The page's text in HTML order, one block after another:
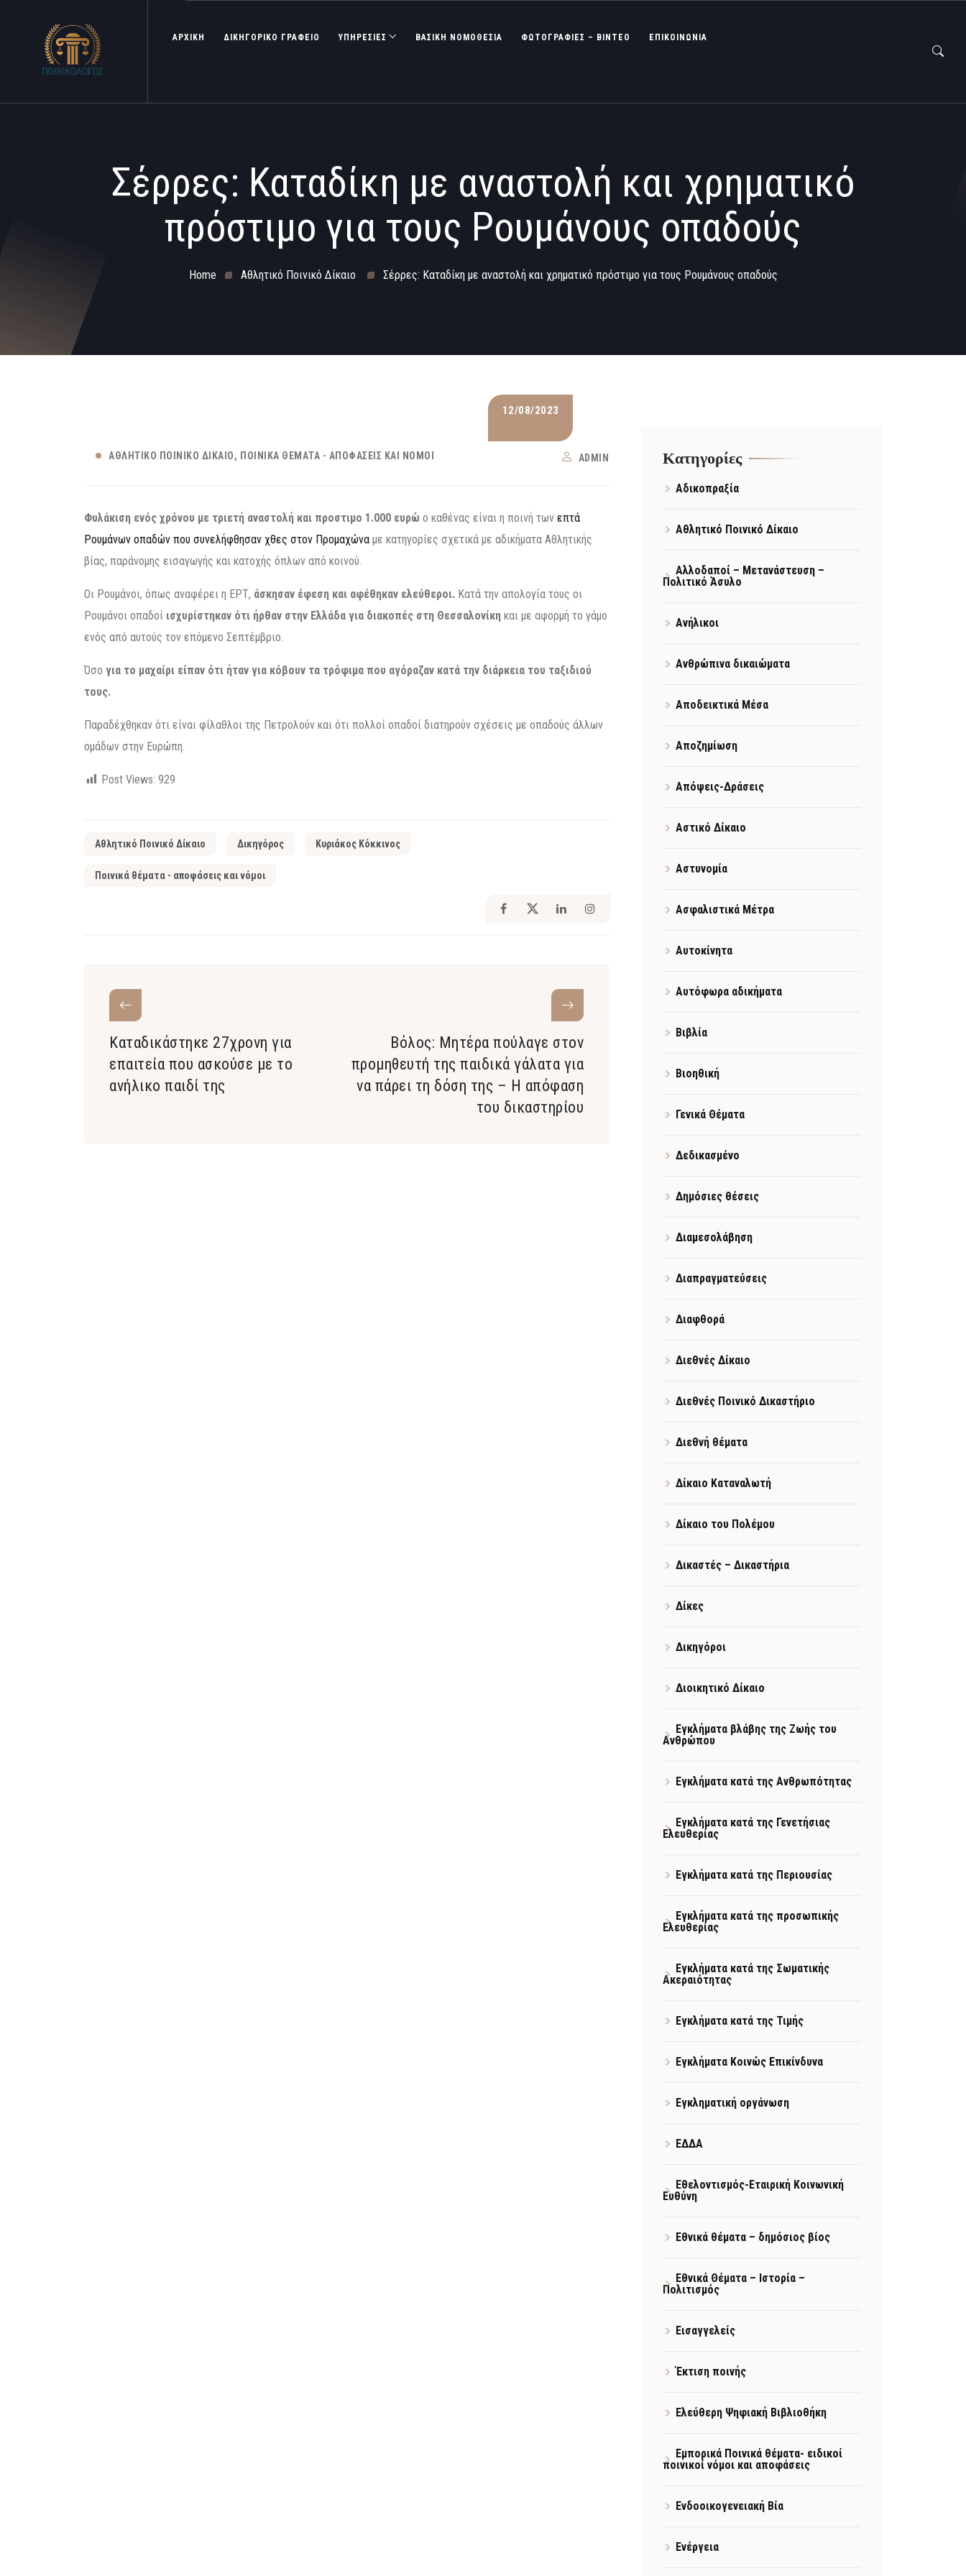
ΑΡΧΙΚΗ ΔΙΚΗΓΟΡΙΚΟ ΓΡΑΦΕΙΟ ΥΠΗΡΕΣΙΕΣ ΒΑΣΙΚΉ ΝΟΜΟΘΕΣΊΑ ΦΩΤΟΓΡΑΦΊΕΣ – ΒΊΝΤΕΟ ΕΠΙΚΟΙΝΩΝΙΑ
Σέρρες: Καταδίκη με αναστολή και χρηματικό
πρόστιμο για τους Ρουμάνους οπαδούς
Home Αθλητικό Ποινικό Δίκαιο Σέρρες: Καταδίκη με αναστολή και χρηματικό πρόστιμο για τους Ρουμάνους οπαδούς
12/08/2023
ΑΘΛΗΤΙΚΌ ΠΟΙΝΙΚΌ ΔΊΚΑΙΟ ΠΟΙΝΙΚΆ ΘΈΜΑΤΑ - ΑΠΟΦΆΣΕΙΣ ΚΑΙ ΝΌΜΟΙ ADMIN
Φυλάκιση ενός χρόνου με τριετή αναστολή και προστιμο 1.000 ευρώ ο καθένας είναι η ποινή των επτά
Ρουμάνων οπαδών που συνελήφθησαν χθες στον Προμαχώνα με κατηγορίες σχετικά με αδικήματα Αθλητικής
βίας, παράνομης εισαγωγής και κατοχής όπλων από κοινού.
Οι Ρουμάνοι, όπως αναφέρει η ΕΡΤ, άσκησαν έφεση και αφέθηκαν ελεύθεροι. Κατά την απολογία τους οι
Ρουμάνοι οπαδοί ισχυρίστηκαν ότι ήρθαν στην Ελλάδα για διακοπές στη Θεσσαλονίκη και με αφορμή το γάμο
ενός από αυτούς τον επόμενο Σεπτέμβριο.
Όσο για το μαχαίρι είπαν ότι ήταν για κόβουν τα τρόφιμα που αγόραζαν κατά την διάρκεια του ταξιδιού
τους.
Παραδέχθηκαν ότι είναι φίλαθλοι της Πετρολούν και ότι πολλοί οπαδοί διατηρούν σχέσεις με οπαδούς άλλων
ομάδων στην Ευρώπη.
Post Views: 929
Αθλητικό Ποινικό Δίκαιο Δικηγόρος Κυριάκος Κόκκινος
Ποινικά θέματα - αποφάσεις και νόμοι
Καταδικάστηκε 27χρονη για
επαιτεία που ασκούσε με το
ανήλικο παιδί της
Βόλος: Μητέρα πούλαγε στον
προμηθευτή της παιδικά γάλατα για
να πάρει τη δόση της – Η απόφαση
του δικαστηρίου
Kατηγορίες
Αδικοπραξία
Αθλητικό Ποινικό Δίκαιο
Αλλοδαποί – Μετανάστευση –
Πολιτικό Άσυλο
Ανήλικοι
Ανθρώπινα δικαιώματα
Αποδεικτικά Μέσα
Αποζημίωση
Απόψεις-Δράσεις
Αστικό Δίκαιο
Αστυνομία
Ασφαλιστικά Μέτρα
Αυτοκίνητα
Αυτόφωρα αδικήματα
Βιβλία
Βιοηθική
Γενικά Θέματα
Δεδικασμένο
Δημόσιες θέσεις
Διαμεσολάβηση
Διαπραγματεύσεις
Διαφθορά
Διεθνές Δίκαιο
Διεθνές Ποινικό Δικαστήριο
Διεθνή θέματα
Δίκαιο Καταναλωτή
Δίκαιο του Πολέμου
Δικαστές – Δικαστήρια
Δίκες
Δικηγόροι
Διοικητικό Δίκαιο
Εγκλήματα βλάβης της Ζωής του
Ανθρώπου
Εγκλήματα κατά της Ανθρωπότητας
Εγκλήματα κατά της Γενετήσιας
Ελευθερίας
Εγκλήματα κατά της Περιουσίας
Εγκλήματα κατά της προσωπικής
Ελευθερίας
Εγκλήματα κατά της Σωματικής
Ακεραιότητας
Εγκλήματα κατά της Τιμής
Εγκλήματα Κοινώς Επικίνδυνα
Εγκληματική οργάνωση
ΕΔΔΑ
Εθελοντισμός-Εταιρική Κοινωνική
Ευθύνη
Εθνικά θέματα – δημόσιος βίος
Εθνικά Θέματα – Ιστορία –
Πολιτισμός
Εισαγγελείς
Έκτιση ποινής
Ελεύθερη Ψηφιακή Βιβλιοθήκη
Εμπορικά Ποινικά θέματα- ειδικοί
ποινικοί νόμοι και αποφάσεις
Ενδοοικογενειακή Βία
Ενέργεια